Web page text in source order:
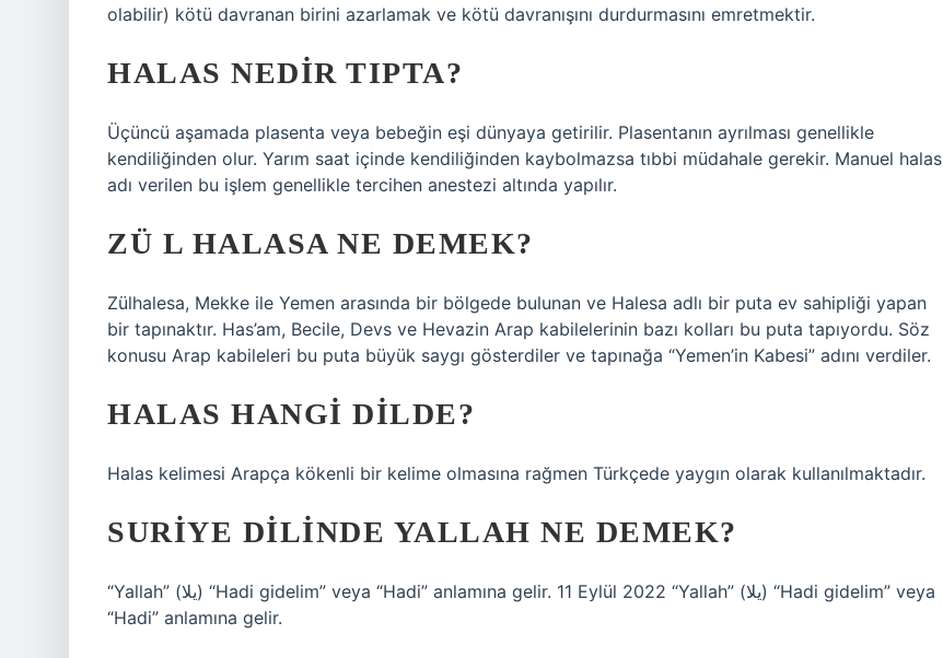
olabilir) kötü davranan birini azarlamak ve kötü davranışını durdurmasını emretmektir.
HALAS NEDIR TIPTA?
Üçüncü aşamada plasenta veya bebeğin eşi dünyaya getirilir. Plasentanın ayrılması genellikle
kendiliğinden olur. Yarım saat içinde kendiliğinden kaybolmazsa tıbbi müdahale gerekir. Manuel halas
adı verilen bu işlem genellikle tercihen anestezi altında yapılır.
ZÜ L HALASA NE DEMEK?
Zülhalesa, Mekke ile Yemen arasında bir bölgede bulunan ve Halesa adlı bir puta ev sahipliği yapan
bir tapınaktır. Has’am, Becile, Devs ve Hevazin Arap kabilelerinin bazı kolları bu puta tapıyordu. Söz
konusu Arap kabileleri bu puta büyük saygı gösterdiler ve tapınağa “Yemen’in Kabesi” adını verdiler.
HALAS HANGI DILDE?
Halas kelimesi Arapça kökenli bir kelime olmasına rağmen Türkçede yaygın olarak kullanılmaktadır.
SURIYE DILINDE YALLAH NE DEMEK?
“Yallah” (يلا) “Hadi gidelim” veya “Hadi” anlamına gelir. 11 Eylül 2022 “Yallah” (يلا) “Hadi gidelim” veya
“Hadi” anlamına gelir.